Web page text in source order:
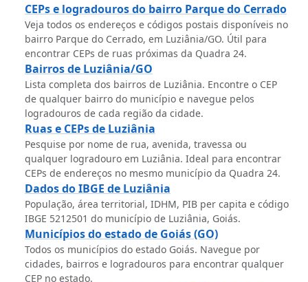
CEPs e logradouros do bairro Parque do Cerrado
Veja todos os endereços e códigos postais disponíveis no
bairro Parque do Cerrado, em Luziânia/GO. Útil para
encontrar CEPs de ruas próximas da Quadra 24.
Bairros de Luziânia/GO
Lista completa dos bairros de Luziânia. Encontre o CEP
de qualquer bairro do município e navegue pelos
logradouros de cada região da cidade.
Ruas e CEPs de Luziânia
Pesquise por nome de rua, avenida, travessa ou
qualquer logradouro em Luziânia. Ideal para encontrar
CEPs de endereços no mesmo município da Quadra 24.
Dados do IBGE de Luziânia
População, área territorial, IDHM, PIB per capita e código
IBGE 5212501 do município de Luziânia, Goiás.
Municípios do estado de Goiás (GO)
Todos os municípios do estado Goiás. Navegue por
cidades, bairros e logradouros para encontrar qualquer
CEP no estado.